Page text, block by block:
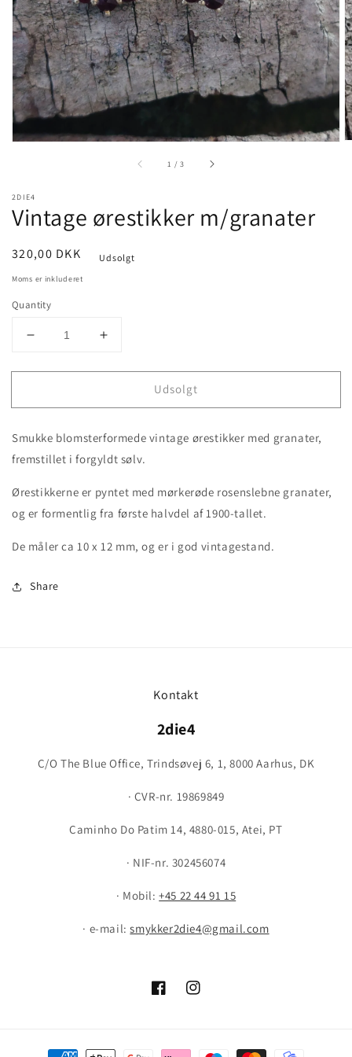
gallery
view
1 /of
3
2DIE4
Vintage ørestikker m/granater
Pris
320,00 DKK Udsolgt
Moms er inkluderet
Quantity
Decrease
for
ørestikker
Increase
for
ørestikker
Udsolgt
Smukke blomsterformede vintage ørestikker med granater,
fremstillet i forgyldt sølv.
Ørestikkerne er pyntet med mørkerøde rosenslebne granater,
og er formentlig fra første halvdel af 1900-tallet.
De måler ca 10 x 12 mm, og er i god vintagestand.
Share
Kontakt
2die4
C/O The Blue Office, Trindsøvej 6, 1, 8000 Aarhus, DK
· CVR-nr. 19869849
Caminho Do Patim 14, 4880-015, Atei, PT
· NIF-nr. 302456074
· Mobil:+45 22 44 91 15
· e-mail:smykker2die4@gmail.com
FacebookInstagram
Payment